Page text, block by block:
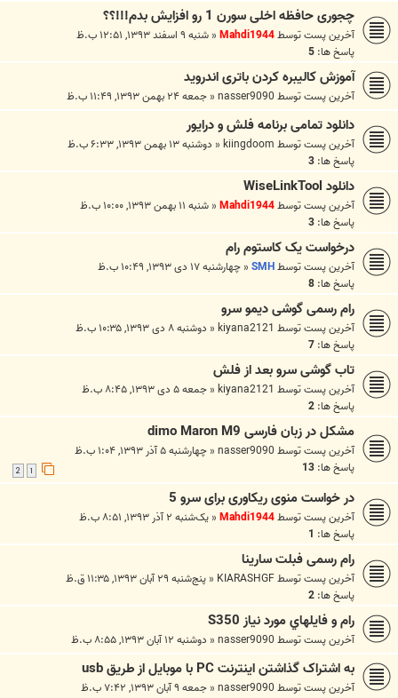
چجوری حافظه اخلی سورن 1 رو افزایش بدم!!!؟؟
آخرین پست توسطMahdi1944
« شنبه ۹ اسفند ۱۳۹۳, ۱۲:۵۱ ب.ظ
پاسخ ها: 5
آموزش کالیبره کردن باتری اندروید
آخرین پست توسط nasser9090
« جمعه ۲۴ بهمن ۱۳۹۳, ۱۱:۴۹ ب.ظ
دانلود تمامی برنامه فلش و درایور
آخرین پست توسط kiingdoom
« دوشنبه ۱۳ بهمن ۱۳۹۳, ۶:۳۳ ب.ظ
پاسخ ها: 3
دانلود WiseLinkTool
آخرین پست توسطMahdi1944
« شنبه ۱۱ بهمن ۱۳۹۳, ۱۰:۰۰ ب.ظ
پاسخ ها: 3
درخواست یک کاستوم رام
آخرین پست توسطSMH
« چهارشنبه ۱۷ دی ۱۳۹۳, ۱۰:۴۹ ب.ظ
پاسخ ها: 8
رام رسمی گوشی دیمو سرو
آخرین پست توسط kiyana2121
« دوشنبه ۸ دی ۱۳۹۳, ۱۰:۳۵ ب.ظ
پاسخ ها: 7
تاب گوشی سرو بعد از فلش
آخرین پست توسط kiyana2121
« جمعه ۵ دی ۱۳۹۳, ۸:۴۵ ب.ظ
پاسخ ها: 2
مشکل در زبان فارسی dimo Maron M9
آخرین پست توسط nasser9090
« چهارشنبه ۵ آذر ۱۳۹۳, ۱:۰۴ ب.ظ
پاسخ ها: 13
1
2
در خواست منوی ریکاوری برای سرو 5
آخرین پست توسطMahdi1944
« یک‌شنبه ۲ آذر ۱۳۹۳, ۸:۵۱ ب.ظ
پاسخ ها: 1
رام رسمی فبلت سارینا
آخرین پست توسطKIARASHGF
« پنج‌شنبه ۲۹ آبان ۱۳۹۳, ۱۱:۳۵ ق.ظ
پاسخ ها: 2
رام و فايلهاي مورد نياز S350
آخرین پست توسط nasser9090
« دوشنبه ۱۲ آبان ۱۳۹۳, ۸:۵۵ ب.ظ
به اشتراک گذاشتن اینترنت PC با موبایل از طریق usb
آخرین پست توسط nasser9090
« جمعه ۹ آبان ۱۳۹۳, ۷:۴۲ ب.ظ